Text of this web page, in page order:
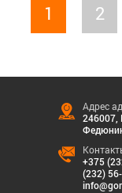
1 2
Адрес
246007,
+375
(232)